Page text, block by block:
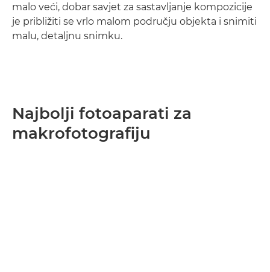
malo veći, dobar savjet za sastavljanje kompozicije
je približiti se vrlo malom području objekta i snimiti
malu, detaljnu snimku.
Najbolji fotoaparati za
makrofotografiju